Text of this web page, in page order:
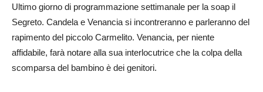
Ultimo giorno di programmazione settimanale per la soap il
Segreto. Candela e Venancia si incontreranno e parleranno del
rapimento del piccolo Carmelito. Venancia, per niente
affidabile, farà notare alla sua interlocutrice che la colpa della
scomparsa del bambino è dei genitori.